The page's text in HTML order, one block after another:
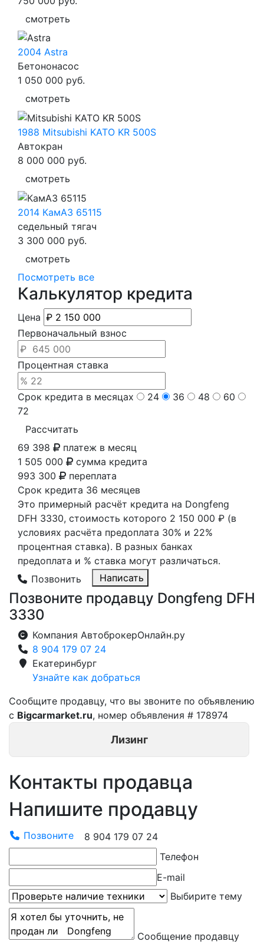
смотреть
2004 Astra
Бетононасос
1 050 000 руб.
смотреть
1988 Mitsubishi KATO KR 500S
Автокран
8 000 000 руб.
смотреть
2014 КамАЗ 65115
седельный тягач
3 300 000 руб.
смотреть
Посмотреть все
Калькулятор кредита
Цена
Первоначальный взнос
Процентная ставка
Срок кредита в месяцах 24 36 48
60
72
Рассчитать
69 398
платеж в месяц
1 505 000
сумма кредита
993 300
переплата
Срок кредита 36 месяцев
Это примерный расчёт кредита на Dongfeng
DFH 3330, стоимость которого 2 150 000 ₽ (в
условиях расчёта предоплата 30% и 22%
процентная ставка). В разных банках
предоплата и % ставка могут различаться.
Позвонить
Написать
Позвоните продавцу Dongfeng DFH
3330
Компания АвтоброкерОнлайн.ру
8 904 179 07 24
Екатеринбург
Узнайте как добраться
Сообщите продавцу, что вы звоните по объявлению
с Bigcarmarket.ru, номер объявления # 178974
Лизинг
Контакты продавца
Напишите продавцу
Позвоните
8 904 179 07 24
Телефон
E-mail
Выбирите тему
Сообщение продавцу